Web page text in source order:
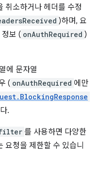
취소하거나 헤더를 수정
)하며, 요
보 ( onAuthRequired )
에 문자열
( onAuthRequired 에만
.
를 사용하면 다양한
요청을 제한할 수 있습니